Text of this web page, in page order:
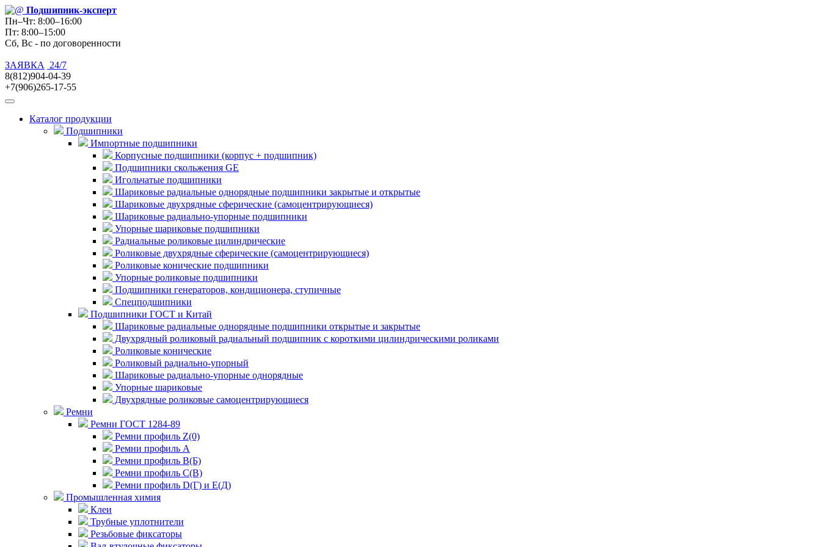
Подшипник-эксперт
Пн–Чт: 8:00–16:00
Пт: 8:00–15:00
Сб, Вс - по договоренности
ЗАЯВКА
24/7
8(812)904-04-39
+7(906)265-17-55
Каталог продукции
Подшипники
Импортные подшипники
Корпусные подшипники (корпус + подшипник)
Подшипники скольжения GE
Игольчатые подшипники
Шариковые радиальные однорядные подшипники закрытые и открытые
Шариковые двухрядные сферические (самоцентрирующиеся)
Шариковые радиально-упорные подшипники
Упорные шариковые подшипники
Радиальные роликовые цилиндрические
Роликовые двухрядные сферические (самоцентрирующиеся)
Роликовые конические подшипники
Упорные роликовые подшипники
Подшипники генераторов, кондиционера, ступичные
Спецподшипники
Подшипники ГОСТ и Китай
Шариковые радиальные однорядные подшипники открытые и закрытые
Двухрядный роликовый радиальный подшипник с короткими цилиндрическими роликами
Роликовые конические
Роликовый радиально-упорный
Шариковые радиально-упорные однорядные
Упорные шариковые
Двухрядные роликовые самоцентрирующиеся
Ремни
Ремни ГОСТ 1284-89
Ремни профиль Z(0)
Ремни профиль А
Ремни профиль В(Б)
Ремни профиль С(В)
Ремни профиль D(Г) и E(Д)
Промышленная химия
Клеи
Трубные уплотнители
Резьбовые фиксаторы